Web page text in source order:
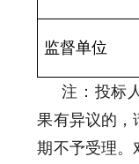
监督单位
注：投标
果有异议的，
期不予受理。